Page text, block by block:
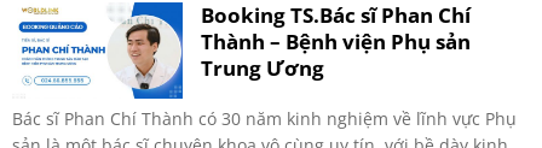
Booking TS.Bác sĩ Phan Chí
Thành – Bệnh viện Phụ sản
Trung Ương
Bác sĩ Phan Chí Thành có 30 năm kinh nghiệm về lĩnh vực Phụ